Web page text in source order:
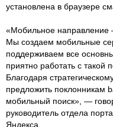
установлена в браузере
«Мобильное направление
Мы создаем мобильные
поддерживаем все
приятно работать с такой
Благодаря
предложить поклонникам
мобильный поиск», —
руководитель отдела
Яндекса.